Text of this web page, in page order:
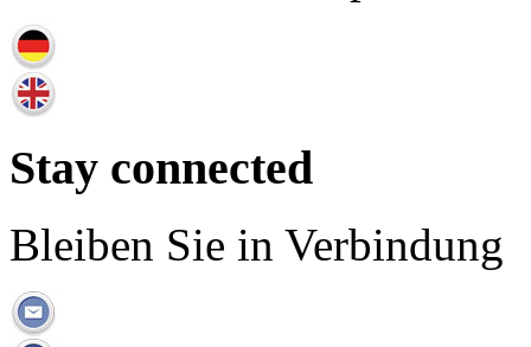
Stay connected
Bleiben Sie in Verbindung